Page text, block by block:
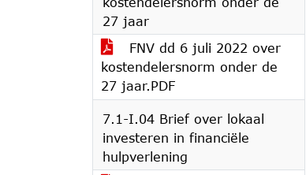
27 jaar
FNV dd 6 juli 2022 over
kostendelersnorm onder de
27 jaar.PDF
7.1-I.04 Brief over lokaal
investeren in financiële
hulpverlening